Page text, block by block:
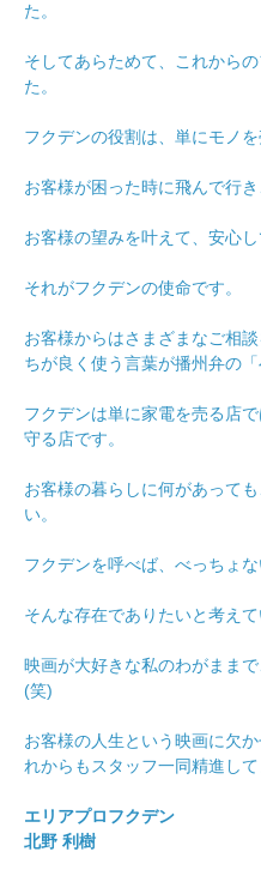
た。
そしてあらためて、これから
た。
フクデンの役割は、単にモノ
お客様が困った時に飛んで行き
お客様の望みを叶えて、安心
それがフクデンの使命です。
お客様からはさまざまなご相
ちが良く使う言葉が播州弁の「
フクデンは単に家電を売る店
守る店です。
お客様の暮らしに何があって
い。
フクデンを呼べば、べっちょな
そんな存在でありたいと考えて
映画が大好きな私のわがまま
(笑)
お客様の人生という映画に欠
れからもスタッフ一同精進して
エリアプロフクデン
北野 利樹